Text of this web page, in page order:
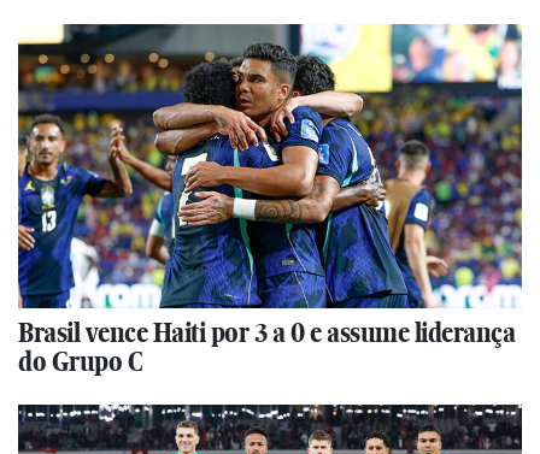
Brasil vence Haiti por 3 a 0 e assume liderança
do Grupo C